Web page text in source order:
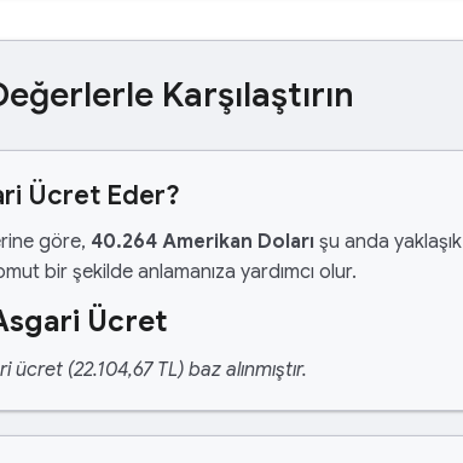
Karşılaştırın
Ücret Eder?
göre, 40.264 Amerikan Doları şu anda yaklaşık
bir şekilde anlamanıza yardımcı olur.
Ücret
(22.104,67 TL) baz alınmıştır.